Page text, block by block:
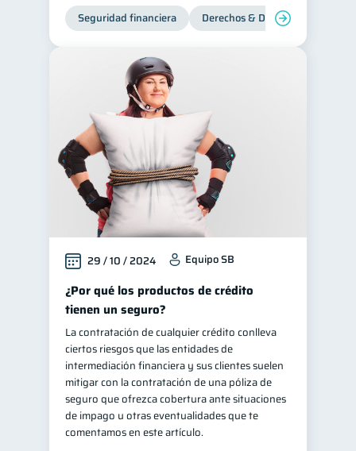
Seguridad financiera Derechos & Deberes
29 / 10 / 2024 Equipo SB
¿Por qué los productos de crédito
tienen un seguro?
La contratación de cualquier crédito conlleva
ciertos riesgos que las entidades de
intermediación financiera y sus clientes suelen
mitigar con la contratación de una póliza de
seguro que ofrezca cobertura ante situaciones
de impago u otras eventualidades que te
comentamos en este artículo.